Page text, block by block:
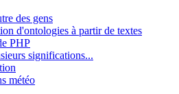
des gens
d'ontologies à partir de textes
PHP
significations...
météo